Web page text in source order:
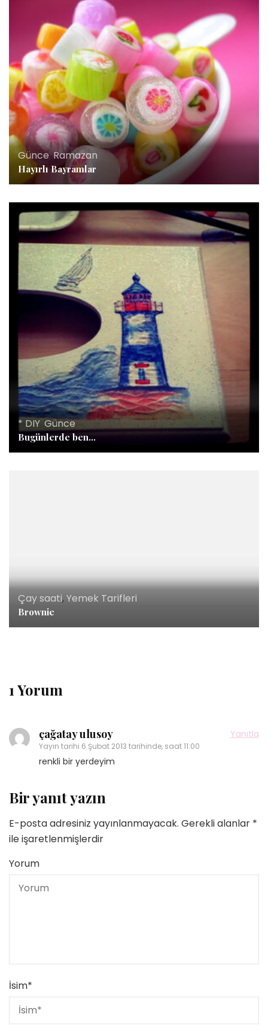
Günce,Ramazan
Hayırlı Bayramlar
* DIY Günce
Bugünlerde ben…
Çay saati,Yemek Tarifleri
Brownie
1 Yorum
çağatay ulusoy
Yayın tarihi 6 Şubat 2013 tarihinde, saat 11:00
Yanıtla
renkli bir yerdeyim
Bir yanıt yazın
E-posta adresiniz yayınlanmayacak. Gerekli alanlar *
ile işaretlenmişlerdir
Yorum
İsim*